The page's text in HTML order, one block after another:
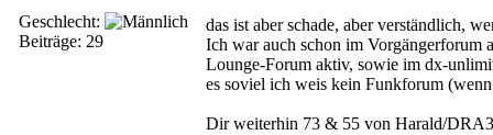
Geschlecht:
Beiträge: 29
das ist aber schade, aber verständlich,
Ich war auch schon im Vorgängerforum
Lounge-Forum aktiv, sowie im dx-
es soviel ich weis kein Funkforum
Dir weiterhin 73 & 55 von Harald/